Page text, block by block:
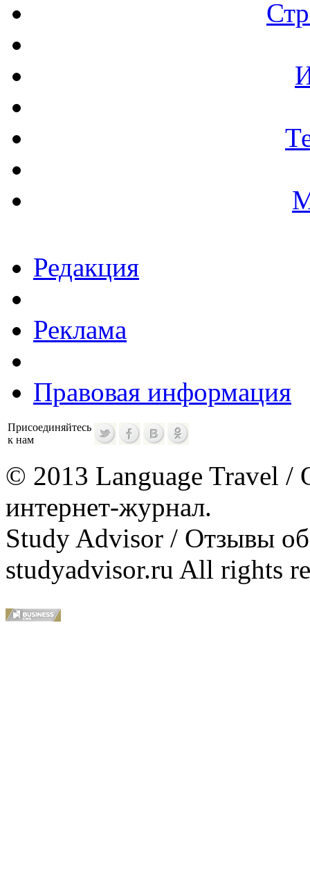
Редакция
Реклама
Правовая информация
Присоединяйтесь
к нам
© 2013 Language Travel /
интернет-журнал.
Study Advisor / Отзывы
studyadvisor.ru All rights